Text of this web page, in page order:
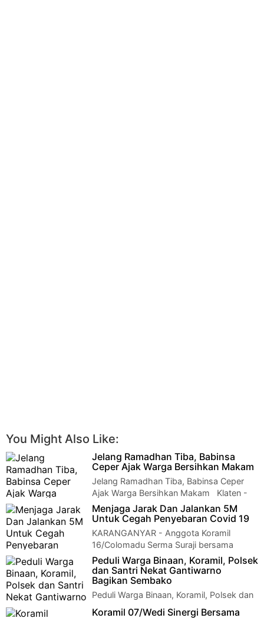
You Might Also Like:
Jelang Ramadhan Tiba, Babinsa
Ceper Ajak Warga Bersihkan Makam
Jelang Ramadhan Tiba, Babinsa Ceper
Ajak Warga Bersihkan Makam Klaten -
Menjelang bulan suci Ramadhan / Bulan…
Menjaga Jarak Dan Jalankan 5M
Untuk Cegah Penyebaran Covid 19
KARANGANYAR - Anggota Koramil
16/Colomadu Serma Suraji bersama
Polsek dan Satpol PP Colomadu melaksanakan patroli pendis…
Peduli Warga Binaan, Koramil, Polsek
dan Santri Nekat Gantiwarno
Bagikan Sembako
Peduli Warga Binaan, Koramil, Polsek dan
Santri Nekat Gantiwarno Bagikan
Koramil 07/Wedi Sinergi Bersama